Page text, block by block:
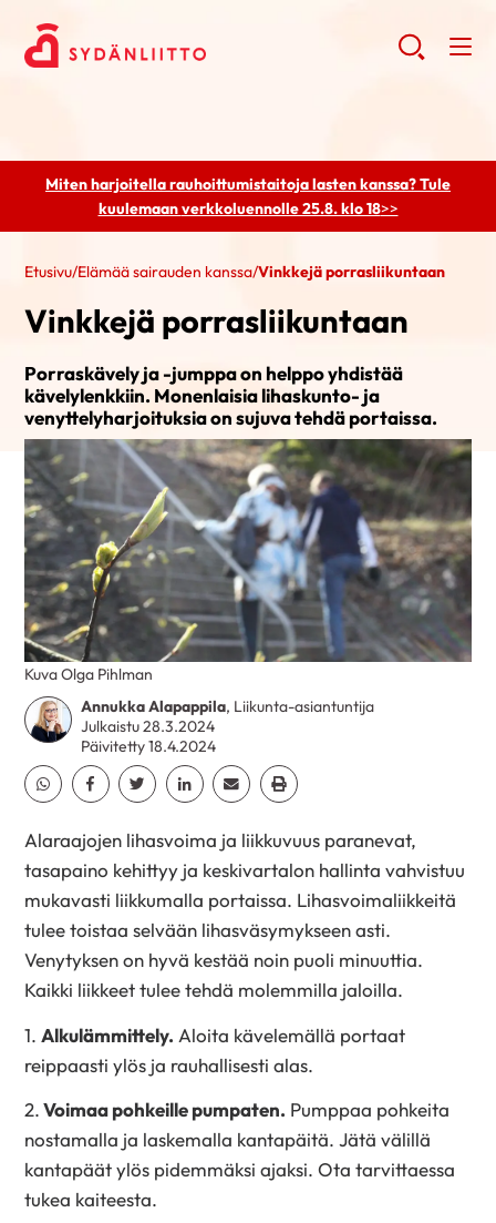
Miten harjoitella rauhoittumistaitoja lasten kanssa? Tule
kuulemaanverkkoluennolle 25.8. klo 18>>
Etusivu/Elämää sairauden kanssa/Vinkkejä porrasliikuntaan
Vinkkejä porrasliikuntaan
Porraskävely ja -jumppa on helppo yhdistää
kävelylenkkiin. Monenlaisia lihaskunto- ja
venyttelyharjoituksia on sujuva tehdä portaissa.
Annukka Alapappila, Liikunta-asiantuntija
Julkaistu 28.3.2024
Päivitetty 18.4.2024
Jaa Whatsapp
Jaa Facebook
Jaa TwitterJaa Linkedin
Jaa EmailJaa Print
Kuva Olga Pihlman
Alaraajojen lihasvoima ja liikkuvuus paranevat,
tasapaino kehittyy ja keskivartalon hallinta vahvistuu
mukavasti liikkumalla portaissa. Lihas­voimaliikkeitä
tulee toistaa selvään lihasväsymykseen asti.
Venytyksen on hyvä kestää noin puoli minuuttia.
Kaikki liikkeet tulee tehdä molemmilla jaloilla.
1.Alkulämmittely. Aloita kävelemällä portaat
reippaasti ylös ja rauhallisesti alas.
2.Voimaa pohkeille pumpaten. Pumppaa pohkeita
nostamalla ja laskemalla kantapäitä. Jätä välillä
kantapäät ylös pidemmäksi ajaksi. Ota tarvittaessa
tukea kaiteesta.